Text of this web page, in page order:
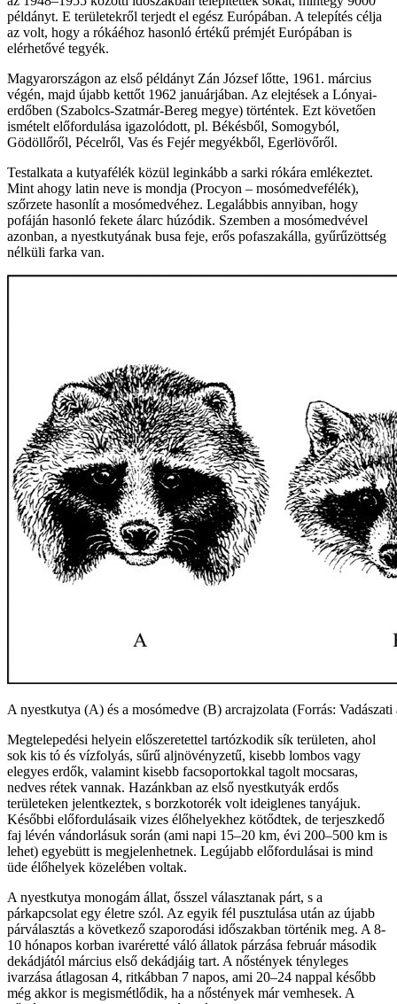
példányt. E területekről terjedt el egész Európában. A telepítés célja
az volt, hogy a rókáéhoz hasonló értékű prémjét Európában is
elérhetővé tegyék.
Magyarországon az első példányt Zán József lőtte, 1961. március
végén, majd újabb kettőt 1962 januárjában. Az elejtések a Lónyai-
erdőben (Szabolcs-Szatmár-Bereg megye) történtek. Ezt követően
ismételt előfordulása igazolódott, pl. Békésből, Somogyból,
Gödöllőről, Pécelről, Vas és Fejér megyékből, Egerlövőről.
Testalkata a kutyafélék közül leginkább a sarki rókára emlékeztet.
Mint ahogy latin neve is mondja (Procyon – mosómedvefélék),
szőrzete hasonlít a mosómedvéhez. Legalábbis annyiban, hogy
pofáján hasonló fekete álarc húzódik. Szemben a mosómedvével
azonban, a nyestkutyának busa feje, erős pofaszakálla, gyűrűzöttség
nélküli farka van.
A nyestkutya (A) és a mosómedve (B) arcrajzolata (Forrás: Vadászati
Megtelepedési helyein előszeretettel tartózkodik sík területen, ahol
sok kis tó és vízfolyás, sűrű aljnövényzetű, kisebb lombos vagy
elegyes erdők, valamint kisebb facsoportokkal tagolt mocsaras,
nedves rétek vannak. Hazánkban az első nyestkutyák erdős
területeken jelentkeztek, s borzkotorék volt ideiglenes tanyájuk.
Későbbi előfordulásaik vizes élőhelyekhez kötődtek, de terjeszkedő
faj lévén vándorlásuk során (ami napi 15–20 km, évi 200–500 km is
lehet) egyebütt is megjelenhetnek. Legújabb előfordulásai is mind
üde élőhelyek közelében voltak.
A nyestkutya monogám állat, ősszel választanak párt, s a
párkapcsolat egy életre szól. Az egyik fél pusztulása után az újabb
párválasztás a következő szaporodási időszakban történik meg. A 8-
10 hónapos korban ivaréretté váló állatok párzása február második
dekádjától március első dekádjáig tart. A nőstények tényleges
ivarzása átlagosan 4, ritkábban 7 napos, ami 20–24 nappal később
még akkor is megismétlődik, ha a nőstények már vemhesek. A